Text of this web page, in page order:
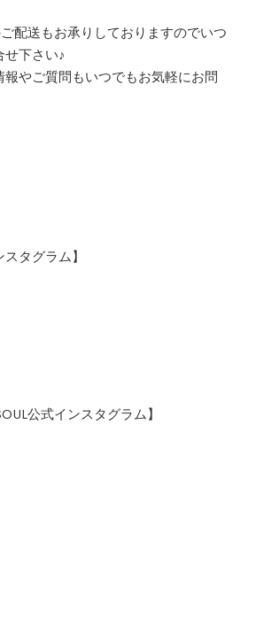
配送もお承りしておりますのでいつ
せ下さい♪
報やご質問もいつでもお気軽にお問
タグラム】
公式インスタグラム】